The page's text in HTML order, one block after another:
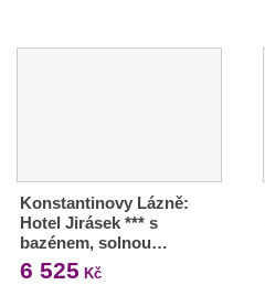
Konstantinovy Lázně:
Hotel Jirásek *** s
bazénem, solnou…
6 525 Kč